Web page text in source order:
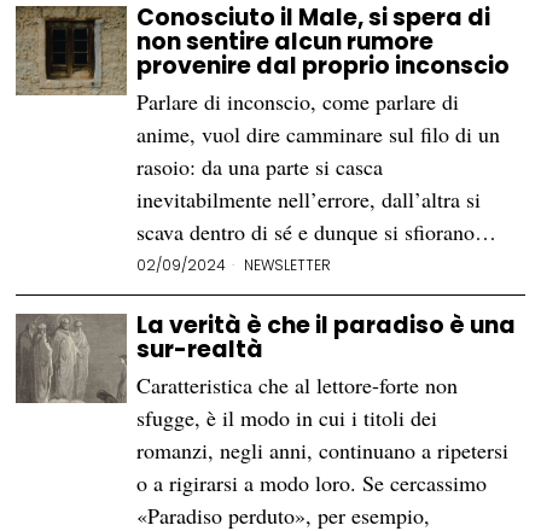
Conosciuto il Male, si spera di
non sentire alcun rumore
provenire dal proprio inconscio
Parlare di inconscio, come parlare di
anime, vuol dire camminare sul filo di un
rasoio: da una parte si casca
inevitabilmente nell’errore, dall’altra si
scava dentro di sé e dunque si sfiorano…
02/09/2024 NEWSLETTER
La verità è che il paradiso è una
sur-realtà
Caratteristica che al lettore-forte non
sfugge, è il modo in cui i titoli dei
romanzi, negli anni, continuano a ripetersi
o a rigirarsi a modo loro. Se cercassimo
«Paradiso perduto», per esempio,